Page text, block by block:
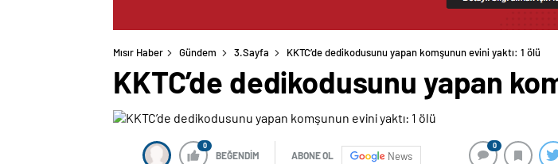
Mısır Haber Gündem 3.Sayfa KKTC’de dedikodusunu yapan komşunun evini yaktı: 1 ölü
KKTC’de dedikodusunu yapan
0
BEĞENDİM ABONE OL News
0